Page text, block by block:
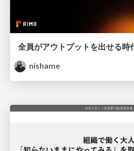
全員がアウトプットを出せる時
nishame